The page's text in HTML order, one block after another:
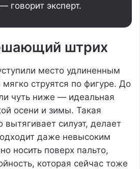
говорит эксперт.
штрих
место удлиненным
струятся по фигуре. До
чуть ниже — идеальная
осени и зимы. Такая
вытягивает силуэт, делает
даже невысоким
носить поверх пальто,
которая сейчас тоже